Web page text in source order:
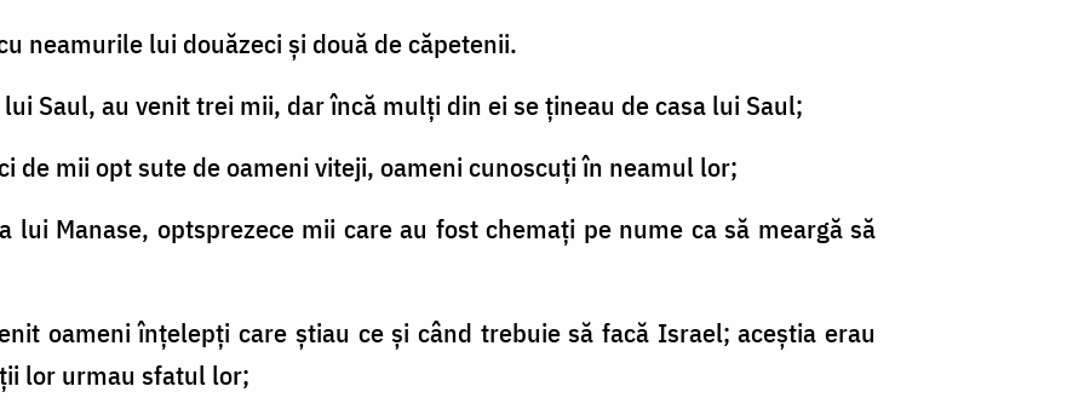
neamurile lui douăzeci şi două de căpetenii.
Saul, au venit trei mii, dar încă mulţi din ei se ţineau de casa lui Saul;
de mii opt sute de oameni viteji, oameni cunoscuţi în neamul lor;
lui Manase, optsprezece mii care au fost chemaţi pe nume ca să meargă să
oameni înţelepţi care ştiau ce şi când trebuie să facă Israel; aceştia erau
lor urmau sfatul lor;